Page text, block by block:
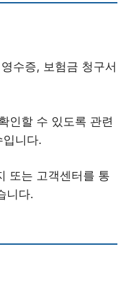
수증, 보험금 청구서
인할 수 있도록 관련
니다.
또는 고객센터를 통
니다.